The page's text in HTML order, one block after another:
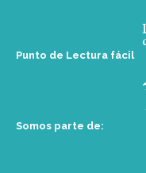
Punto de Lectura fácil
Somos parte de: